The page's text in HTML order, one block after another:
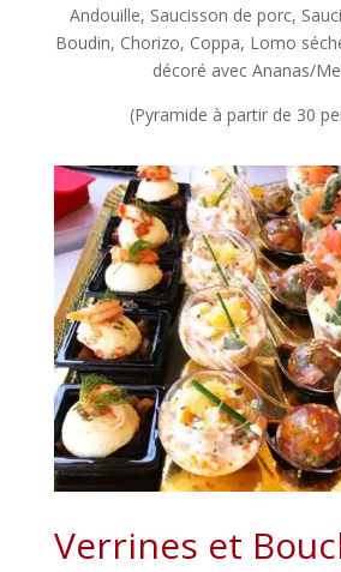
Andouille, Saucisson de porc,
Boudin, Chorizo, Coppa, Lomo
décoré avec Ananas/
(Pyramide à partir de 30
Verrines et